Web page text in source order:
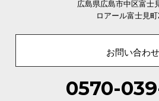
広島県広島市中区富士
ロアール富士見町
お問い合わせ
0570-